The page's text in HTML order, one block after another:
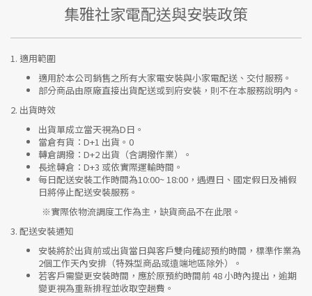
集雅社家電配送與安裝政策
1. 適用範圍
適用於本公司銷售之所有大家電安裝與小家電配送、交付服務。
部分商品由原廠直接出貨配送或到府安裝，則不在本服務說明內。
2. 出貨時效
出貨單成立當天視為D日。
當倉有貨： D+1 出貨。0
轉倉調撥： D+2 出貨（含調撥作業）。
長途轉倉： D+3 或依實際運輸時間。
每日配送安裝工作時間為10:00~ 18:00，遇週日、國定假日及補假
日將停止配送安裝服務。
※實際依物流調度工作為主，缺貨商品不在此限。
3. 配送安裝通知
安裝將於出貨前或出貨當日與客戶雙向確認預約時間，標準作業為
2個工作天內安排（特殊型商品或遠端地區除外）。
若客戶需變更安裝時間，應於原預約時間前 48 小時內提出，逾期
變更視為重新排程並收取空趟費。